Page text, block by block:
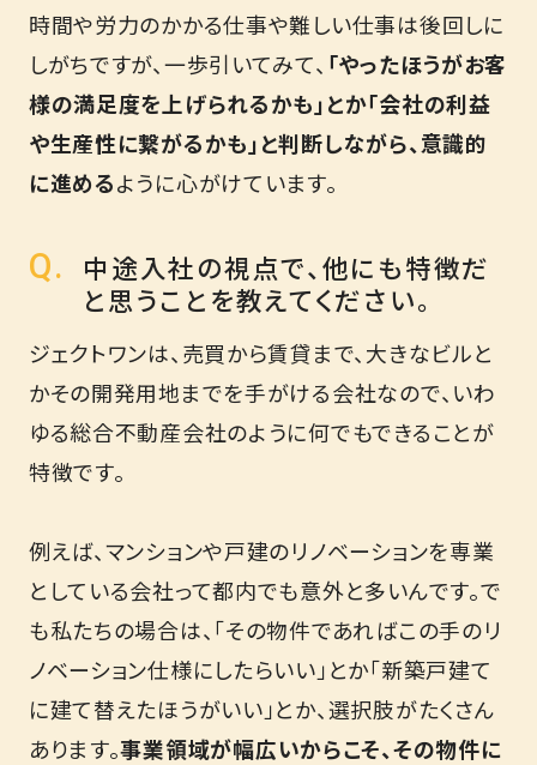
時間や労力のかかる仕事や難しい仕事は後回しに
しがちですが、一歩引いてみて、 「やったほうがお客
様の満足度を上げられるかも」とか「会社の利益
や生産性に繋がるかも」と判断しながら、意識的
に進めるように心がけています。
中途入社の視点で、他にも特徴だ
と思うことを教えてください。
ジェクトワンは、売買から賃貸まで、大きなビルと
かその開発用地までを手がける会社なので、いわ
ゆる総合不動産会社のように何でもできることが
特徴です。
例えば、マンションや戸建のリノベーションを専業
としている会社って都内でも意外と多いんです。で
も私たちの場合は、「その物件であればこの手のリ
ノベーション仕様にしたらいい」とか「新築戸建て
に建て替えたほうがいい」とか、選択肢がたくさん
あります。事業領域が幅広いからこそ、その物件に